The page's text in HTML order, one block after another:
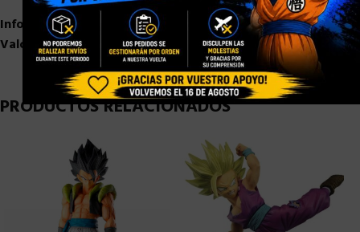
Información adicional
Valoraciones (0)
PRODUCTOS RELACIONADOS